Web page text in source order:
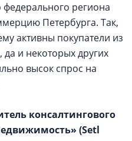
федерального региона
Петербурга. Так,
активны покупатели из
и некоторых других
высок спрос на
консалтингового
(Setl